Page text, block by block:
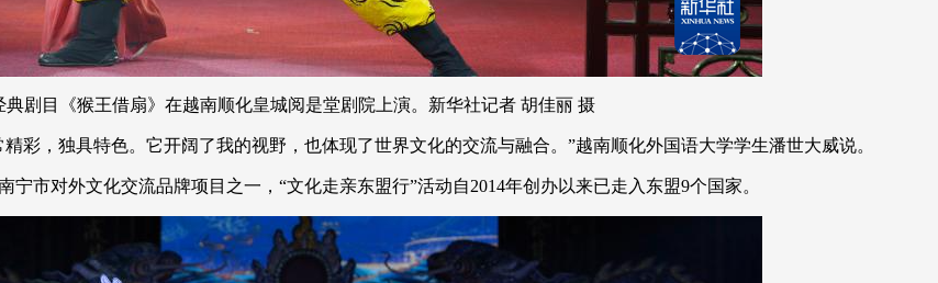
目《猴王借扇》在越南顺化皇城阅是堂剧院上演。新华社记者 胡佳丽 摄
，独具特色。它开阔了我的视野，也体现了世界文化的交流与融合。”越南顺化外国语大学学生潘世大威说。
对外文化交流品牌项目之一，“文化走亲东盟行”活动自2014年创办以来已走入东盟9个国家。